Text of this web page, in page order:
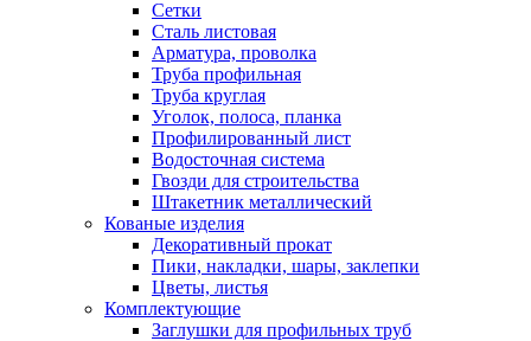
Сетки
Сталь листовая
Арматура, проволка
Труба профильная
Труба круглая
Уголок, полоса, планка
Профилированный лист
Водосточная система
Гвозди для строительства
Штакетник металлический
Кованые изделия
Декоративный прокат
Пики, накладки, шары, заклепки
Цветы, листья
Комплектующие
Заглушки для профильных труб